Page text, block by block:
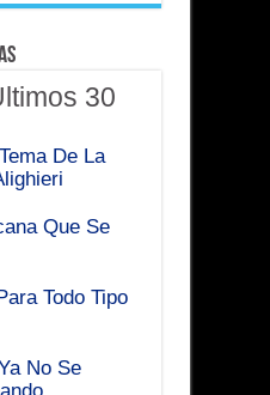
30
De La
Que Se
Todo Tipo
No Se